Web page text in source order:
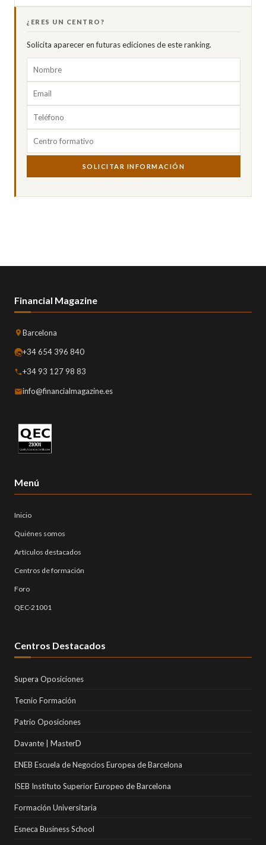
¿ERES UN CENTRO?
Solicita aparecer en futuras ediciones de este ranking.
SOLICITAR INFORMACIÓN
Financial Magazine
Barcelona
+34 654 396 840
+34 93 127 98 83
info@financialmagazine.es
Menú
Inicio
Quiénes somos
Artículos destacados
Centros de formación
Foro
QEC-21001
Centros Destacados
Supera Oposiciones
Tecnio Formación
Patrio Oposiciones
Davante | MasterD
ENEB Escuela de Negocios Europea de Barcelona
ISEB Instituto Superior Europeo de Barcelona
Formación Universitaria
Esneca Business School